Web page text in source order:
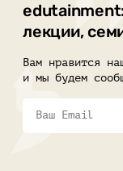
лекции,
Вам нравится
и мы будем